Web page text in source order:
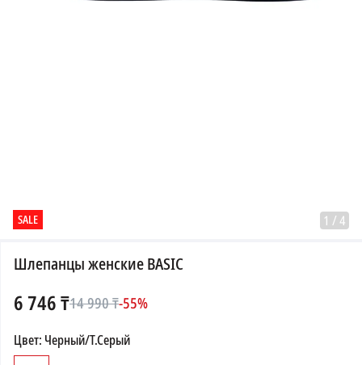
SALE 1 / 4
Шлепанцы женские BASIC
6 746₸14 990₸-55%
Цвет: Черный/Т.Серый